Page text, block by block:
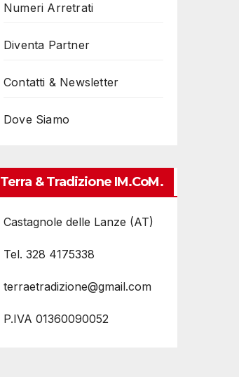
Numeri Arretrati
Diventa Partner
Contatti & Newsletter
Dove Siamo
Terra & Tradizione IM.coM.
Castagnole delle Lanze (AT)
Tel. 328 4175338
terraetradizione@gmail.com
P.IVA 01360090052